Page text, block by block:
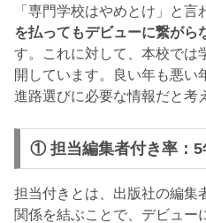
「専門学校はやめとけ」と言
を払ってもデビューに繋がら
す。これに対して、本校では
開しています。良い年も悪い
進路選びに必要な情報だと考
① 担当編集者付き率：5
担当付きとは、出版社の編集
関係を結ぶことで、デビュー